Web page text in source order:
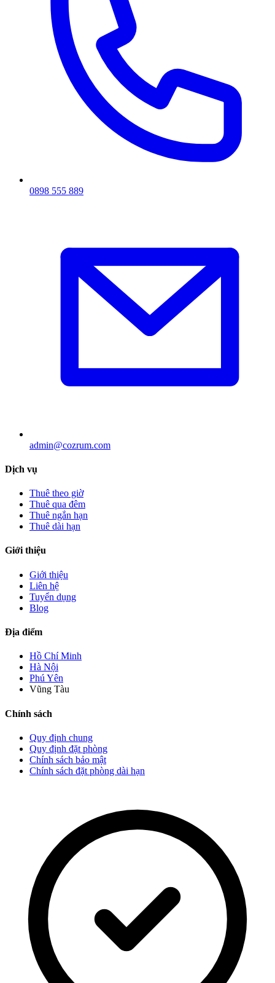
0898 555 889
admin@cozrum.com
Dịch vụ
Thuê theo giờ
Thuê qua đêm
Thuê ngắn hạn
Thuê dài hạn
Giới thiệu
Giới thiệu
Liên hệ
Tuyển dụng
Blog
Địa điểm
Hồ Chí Minh
Hà Nội
Phú Yên
Vũng Tàu
Chính sách
Quy định chung
Quy định đặt phòng
Chính sách bảo mật
Chính sách đặt phòng dài hạn